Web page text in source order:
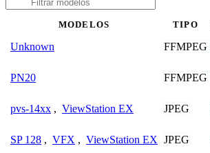
MODELOS TIPO
Unknown FFMPEG
PN20 FFMPEG
pvs-14xx , ViewStation EX JPEG
SP 128 , VFX , ViewStation EX JPEG